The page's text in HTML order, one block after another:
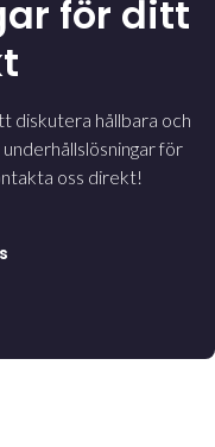
för ditt
diskutera hållbara och
för
oss direkt!